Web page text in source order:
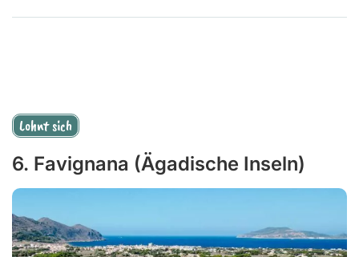
Lohnt sich
6. Favignana (Ägadische Inseln)